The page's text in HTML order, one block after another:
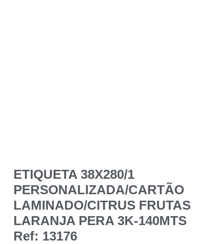
ETIQUETA 38X280/1
PERSONALIZADA/CARTÃO
LAMINADO/CITRUS FRUTAS
LARANJA PERA 3K-140MTS
Ref: 13176